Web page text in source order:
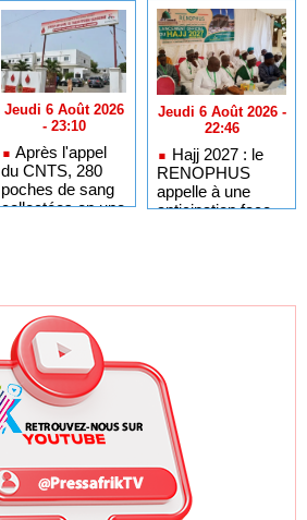
Jeudi 6 Août 2026
- 23:10
Après l'appel
du CNTS, 280
poches de sang
collectées en une
Jeudi 6 Août 2026 -
22:46
Hajj 2027 : le
RENOPHUS
appelle à une
anticipation face